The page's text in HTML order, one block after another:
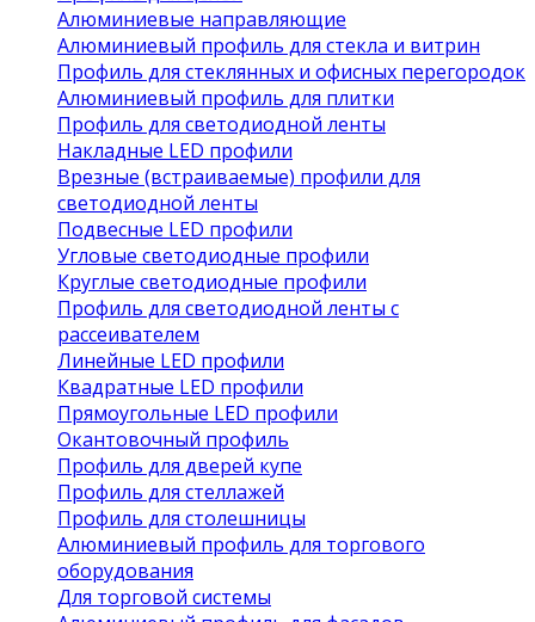
Алюминиевые направляющие
Алюминиевый профиль для стекла и витрин
Профиль для стеклянных и офисных перегородок
Алюминиевый профиль для плитки
Профиль для светодиодной ленты
Накладные LED профили
Врезные (встраиваемые) профили для
светодиодной ленты
Подвесные LED профили
Угловые светодиодные профили
Круглые светодиодные профили
Профиль для светодиодной ленты с
рассеивателем
Линейные LED профили
Квадратные LED профили
Прямоугольные LED профили
Окантовочный профиль
Профиль для дверей купе
Профиль для стеллажей
Профиль для столешницы
Алюминиевый профиль для торгового
оборудования
Для торговой системы